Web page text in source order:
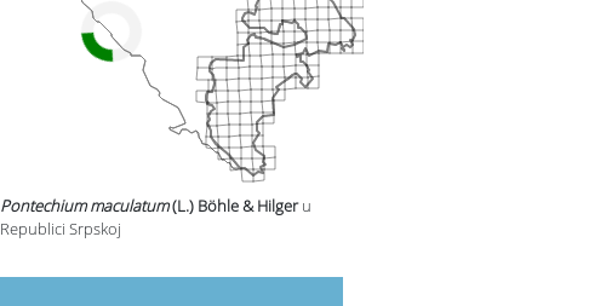
Pontechium maculatum(L.) Böhle & Hilger u
Republici Srpskoj